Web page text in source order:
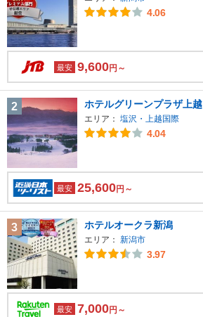
4.06
最安 9,600円～
2 ホテルグリーンプラザ上越
エリア： 塩沢・上越国際
4.04
最安 25,600円～
3 ホテルオークラ新潟
エリア： 新潟市
3.97
最安 7,000円～